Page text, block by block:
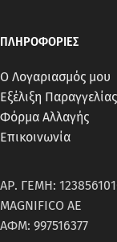
ΠΛΗΡΟΦΟΡΙΕΣ
Ο Λογαριασμός μου
Εξέλιξη Παραγγελίας
Φόρμα Αλλαγής
Επικοινωνία
ΑΡ. ΓΕΜΗ:
MAGNIFICO AE
ΑΦΜ: 997516377